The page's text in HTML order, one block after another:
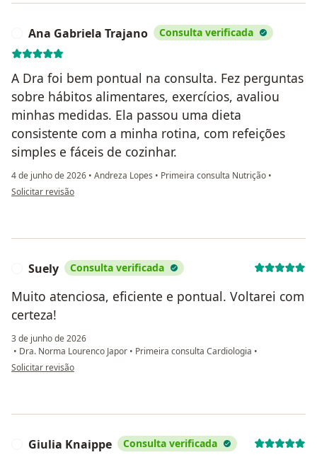
Ana Gabriela Trajano Consulta verificada
A Dra foi bem pontual na consulta. Fez perguntas
sobre hábitos alimentares, exercícios, avaliou
minhas medidas. Ela passou uma dieta
consistente com a minha rotina, com refeições
simples e fáceis de cozinhar.
4 de junho de 2026 • Andreza Lopes • Primeira consulta Nutrição •
na opinião do utilizador Ana Gabriela Trajano
Solicitar revisão
Suely Consulta verificada
Muito atenciosa, eficiente e pontual. Voltarei com
certeza!
3 de junho de 2026
• Dra. Norma Lourenco Japor • Primeira consulta Cardiologia •
na opinião do utilizador Suely
Solicitar revisão
Giulia Knaippe Consulta verificada